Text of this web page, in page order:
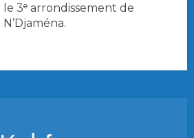
le 3ᵉ arrondissement de
N’Djaména.